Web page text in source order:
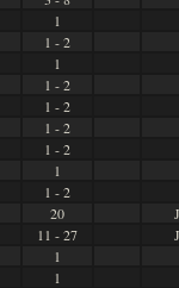
1
1 - 2
1
1 - 2
1 - 2
1 - 2
1 - 2
1
1 - 2
20
11 - 27
1
1